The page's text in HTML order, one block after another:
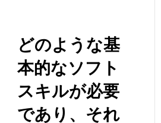
どのような基
本的なソフト
スキルが必要
であり、それ